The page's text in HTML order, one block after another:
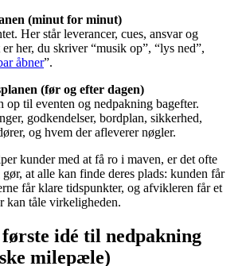
(minut for minut)
Her står leverancer, cues, ansvar og
her, du skriver “musik op”, “lys ned”,
åbner”.
(før og efter dagen)
til eventen og nedpakning bagefter.
godkendelser, bordplan, sikkerhed,
og hvem der afleverer nøgler.
kunder med at få ro i maven, er det ofte
at alle kan finde deres plads: kunden får
får klare tidspunkter, og afvikleren får et
kan tåle virkeligheden.
idé til nedpakning
milepæle)